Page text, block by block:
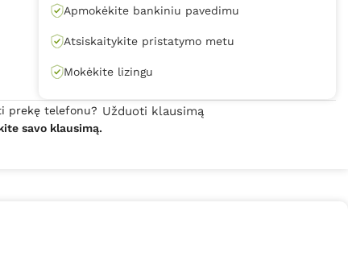
Apmokėkite bankiniu pavedimu
Atsiskaitykite pristatymo metu
Mokėkite lizingu
prekę telefonu?
savo klausimą.
Užduoti klausimą